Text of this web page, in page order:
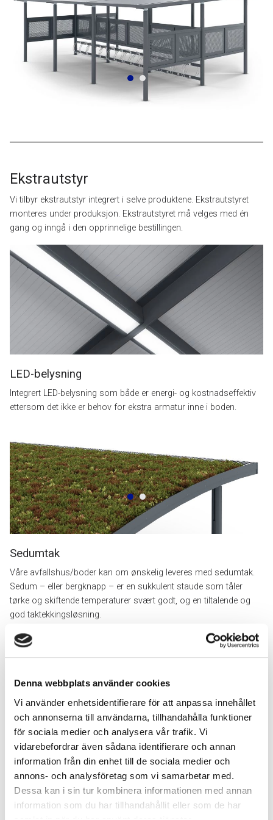
Denna webbplats använder cookies
Vi använder enhetsidentifierare för att anpassa innehållet
och annonserna till användarna, tillhandahålla funktioner
för sociala medier och analysera vår trafik. Vi
vidarebefordrar även sådana identifierare och annan
information från din enhet till de sociala medier och
annons- och analysföretag som vi samarbetar med.
Dessa kan i sin tur kombinera informationen med annan
information som du har tillhandahållit eller som de har
Ekstrautstyr
Vi tilbyr ekstrautstyr integrert i selve produktene. Ekstrautstyret
monteres under produksjon. Ekstrautstyret må velges med én
gang og inngå i den opprinnelige bestillingen.
LED-belysning
Integrert LED-belysning som både er energi- og kostnadseffektiv
ettersom det ikke er behov for ekstra armatur inne i boden.
Sedumtak
Våre avfallshus/boder kan om ønskelig leveres med sedumtak.
Sedum – eller bergknapp – er en sukkulent staude som tåler
tørke og skiftende temperaturer svært godt, og en tiltalende og
god taktekkingsløsning.
Vegger av herdet glass
Vil du slippe inn mer lys i sykkelboden, kan den utstyres med
8 mm herdet glass i overdelen eller i hele seksjonen.